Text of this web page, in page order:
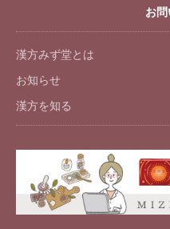
お
漢方みず堂とは
お知らせ
漢方を知る